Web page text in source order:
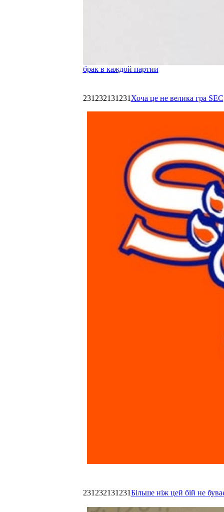
брак в каждой партии
231232131231 Хоча це не велика гра
231232131231Більше ніж цей бій не